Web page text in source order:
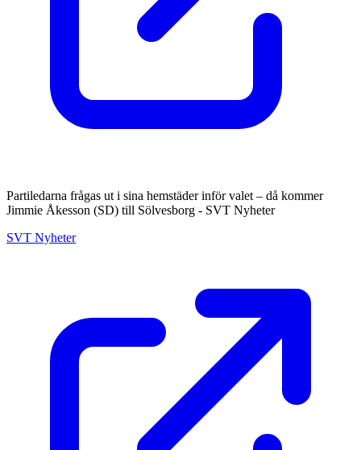
Partiledarna frågas ut i sina hemstäder inför valet – då kommer
Jimmie Åkesson (SD) till Sölvesborg - SVT Nyheter
SVT Nyheter